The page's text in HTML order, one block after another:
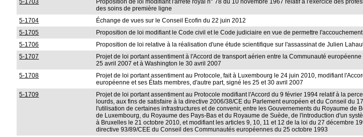
5-1703
Proposition de loi modifiant l'arrêté royal n° 78 du 10 novembre 1967 relatif à l'exercice des
des soins de première ligne
5-1704 Échange de vues sur le Conseil Ecofin du 22 juin 2012
5-1705
Proposition de loi modifiant le Code civil et le Code judiciaire en vue de permettre
5-1706
Proposition de loi relative à la réalisation d'une étude scientifique sur l'assassinat de Julien
5-1707
Projet de loi portant assentiment à l'Accord de transport aérien entre la Communauté
25 avril 2007 et à Washington le 30 avril 2007
5-1708
Projet de loi portant assentiment au Protocole, fait à Luxembourg le 24 juin 2010, modifiant
européenne et ses États membres, d'autre part, signé les 25 et 30 avril 2007
5-1709
Projet de loi portant assentiment au Protocole modifiant l'Accord du 9 février 1994 relatif à la
lourds, aux fins de satisfaire à la directive 2006/38/CE du Parlement européen et du Conseil du
l'utilisation de certaines infrastructures et de convenir, entre les Gouvernements du Royaume
de Luxembourg, du Royaume des Pays-Bas et du Royaume de Suède, de l'introduction d'un
à Bruxelles le 21 octobre 2010, et modifiant les articles 9, 10, 11 et 12 de la loi du 27 décembre
directive 93/89/CEE du Conseil des Communautés européennes du 25 octobre 1993